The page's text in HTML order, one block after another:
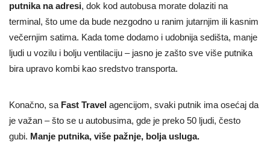
putnika na adresi, dok kod autobusa morate dolaziti na
terminal, što ume da bude nezgodno u ranim jutarnjim ili kasnim
večernjim satima. Kada tome dodamo i udobnija sedišta, manje
ljudi u vozilu i bolju ventilaciju – jasno je zašto sve više putnika
bira upravo kombi kao sredstvo transporta.
Konačno, sa Fast Travel agencijom, svaki putnik ima osećaj da
je važan – što se u autobusima, gde je preko 50 ljudi, često
gubi. Manje putnika, više pažnje, bolja usluga.